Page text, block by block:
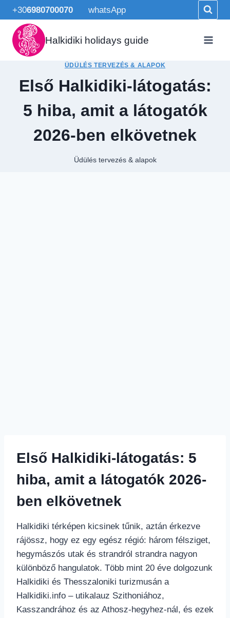
Skip
to
content
+306980700070 whatsApp
Halkidiki holidays guide
ÜDÜLÉS TERVEZÉS & ALAPOK
Első Halkidiki-látogatás:
5 hiba, amit a látogatók
2026-ben elkövetnek
Üdülés tervezés & alapok
Első Halkidiki-látogatás: 5
hiba, amit a látogatók 2026-
ben elkövetnek
Halkidiki térképen kicsinek tűnik, aztán érkezve
rájössz, hogy ez egy egész régió: három félsziget,
hegymászós utak és strandról strandra nagyon
különböző hangulatok. Több mint 20 éve dolgozunk
Halkidiki és Thesszaloniki turizmusán a
Halkidiki.info – utikalauz Szithoniához,
Kasszandrához és az Athosz-hegyhez-nál, és ezek